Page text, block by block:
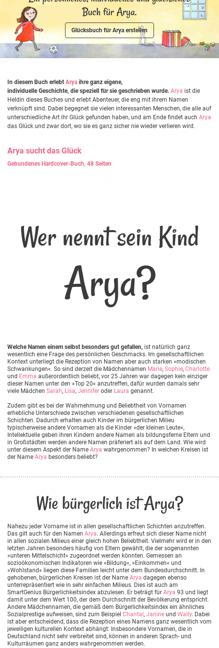
Buch für Arya.
Glücksbuch für Arya erstellen
In diesem Buch erlebt Arya ihre ganz eigene,
individuelle Geschichte, die speziell für sie geschrieben wurde. Arya ist die
Heldin dieses Buches und erlebt Abenteuer, die eng mit ihrem Namen
verknüpft sind. Dabei begegnet sie vielen interessanten Menschen, die alle auf
unterschiedliche Art ihr Glück gefunden haben, und am Ende findet auch Arya
das Glück und zwar dort, wo sie es ganz sicher nie wieder verlieren wird.
Arya sucht das Glück
Gebundenes Hardcover-Buch, 48 Seiten
Wer nennt sein Kind
Arya?
Welche Namen einem selbst besonders gut gefallen, ist natürlich ganz
wesentlich eine Frage des persönlichen Geschmacks. Im gesellschaftlichen
Kontext unterliegt die Rezeption von Namen aber auch starken »modischen
Schwankungen«. So sind derzeit die Mädchennamen Marie, Sophie, Charlotte
und Emma außerordentlich beliebt, vor 25 Jahren war dagegen kein einziger
dieser Namen unter den »Top 20« anzutreffen, dafür wurden damals sehr
viele Mädchen Sarah, Lisa, Jennifer oder Laura genannt.
Zudem gibt es bei der Wahrnehmung und Beliebtheit von Vornamen
erhebliche Unterschiede zwischen verschiedenen gesellschaftlichen
Schichten. Dadurch erhalten auch Kinder im bürgerlichen Milieu
typischerweise andere Vornamen als die Kinder »der kleinen Leute«,
Intellektuelle geben ihren Kindern andere Namen als bildungsferne Eltern und
in Großstädten werden andere Namen präferiert als auf dem Land. Wie wird
unter diesem Aspekt der Name Arya wahrgenommen? In welchen Kreisen ist
der Name Arya besonders beliebt?
Wie bürgerlich ist Arya?
Nahezu jeder Vorname ist in allen gesellschaftlichen Schichten anzutreffen.
Das gilt auch für den Namen Arya. Allerdings erfreut sich dieser Name nicht
in allen sozialen Milieus einer gleich hohen Beliebtheit. Vielmehr wird er in den
letzten Jahren besonders häufig von Eltern gewählt, die der sogenannten
»unteren Mittelschicht« zugeordnet werden könnten. Gemessen an
sozioökonomischen Indikatoren wie »Bildung«, »Einkommen« und
»Wohlstand« liegen diese Familien leicht unter dem Bundesdurchschnitt. In
gehobenen, bürgerlichen Kreisen ist der Name Arya dagegen ebenso
unterrepräsentiert wie in sehr einfachen Milieus. Dies ist auch am
SmartGenius Bürgerlichkeitsindex abzulesen. Er beträgt für Arya 93 und liegt
damit unter dem Wert 100, der dem Durchschnitt der Bevölkerung entspricht.
Andere Mädchennamen, die gemäß dem Bürgerlichkeitsindex ein ähnliches
Sozialprestige aufweisen, sind zum Beispiel Chantal , Janine und Wally. Dabei
ist aber entscheidend, dass die Rezeption eines Namens ganz wesentlich vom
jeweiligen kulturellen Kontext abhängt: Insbesondere Vornamen, die in
Deutschland nicht sehr verbreitet sind, können in anderen Sprach- und
Kulturräumen ganz anders wahrgenommen werden.